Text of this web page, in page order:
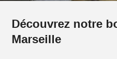
Découvrez notre
Marseille